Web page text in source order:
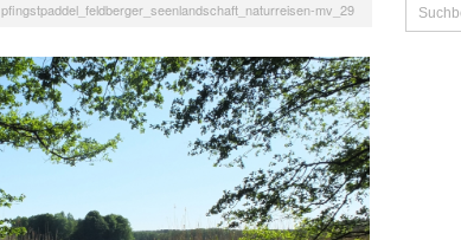
pfingstpaddel_feldberger_seenlandschaft_naturreisen-mv_29